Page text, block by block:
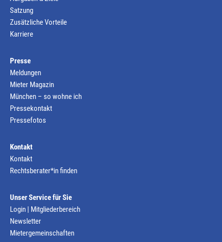
Satzung
Zusätzliche Vorteile
Karriere
Presse
Meldungen
Mieter Magazin
München – so wohne ich
Pressekontakt
Pressefotos
Kontakt
Kontakt
Rechtsberater*in finden
Unser Service für Sie
Login | Mitgliederbereich
Newsletter
Mietergemeinschaften